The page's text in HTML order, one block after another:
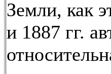
Земли, как
и 1887 гг.